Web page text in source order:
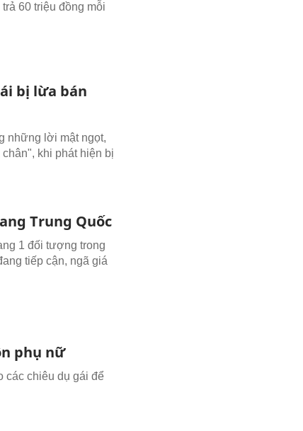
60 triệu đồng mỗi
bị lừa bán
những lời mật ngọt,
khi phát hiện bị
Trung Quốc
1 đối tượng trong
tiếp cận, ngã giá
phụ nữ
các chiêu dụ gái để